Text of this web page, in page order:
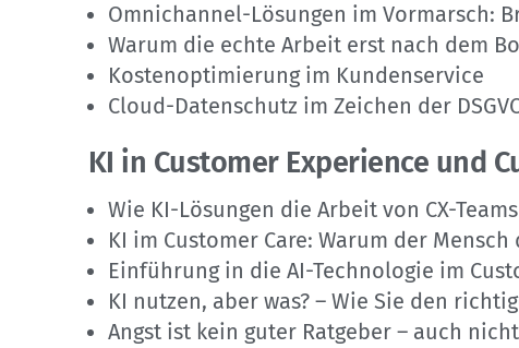
Omnichannel-Lösungen im Vormarsch:
Warum die echte Arbeit erst nach dem
Kostenoptimierung im Kundenservice
Cloud-Datenschutz im Zeichen der
KI in Customer Experience und
Wie KI-Lösungen die Arbeit von CX-
KI im Customer Care: Warum der
Einführung in die AI-Technologie im
KI nutzen, aber was? – Wie Sie den
Angst ist kein guter Ratgeber – auch